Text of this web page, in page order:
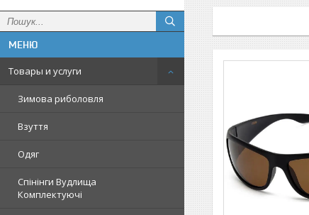
Товары и услуги
Зимова риболовля
Взуття
Одяг
Спінінги Вудлища
Комплектуючі